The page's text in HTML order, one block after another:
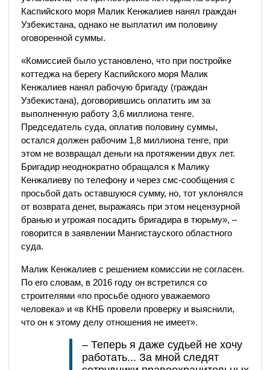
Каспийского моря Малик Кенжалиев нанял граждан
Узбекистана, однако не выплатил им половину
оговоренной суммы.
«Комиссией было установлено, что при постройке
коттеджа на берегу Каспийского моря Малик
Кенжалиев нанял рабочую бригаду (граждан
Узбекистана), договорившись оплатить им за
выполненную работу 3,6 миллиона тенге.
Председатель суда, оплатив половину суммы,
остался должен рабочим 1,8 миллиона тенге, при
этом не возвращал деньги на протяжении двух лет.
Бригадир неоднократно обращался к Малику
Кенжалиеву по телефону и через смс-сообщения с
просьбой дать оставшуюся сумму, но, тот уклонялся
от возврата денег, выражаясь при этом нецензурной
бранью и угрожая посадить бригадира в тюрьму», –
говорится в заявлении Мангистауского областного
суда.
Малик Кенжалиев с решением комиссии не согласен.
По его словам, в 2016 году он встретился со
строителями «по просьбе одного уважаемого
человека» и «в КНБ провели проверку и выяснили,
что он к этому делу отношения не имеет».
– Теперь я даже судьей не хочу
работать... За мной следят